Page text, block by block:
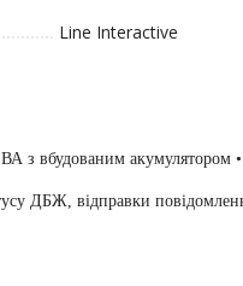
Line Interactive
вбудованим акумулятором •
ДБЖ, відправки